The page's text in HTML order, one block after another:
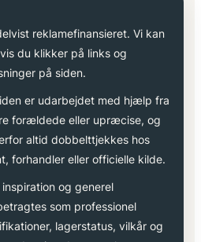
reklamefinansieret. Vi kan
du klikker på links og
på siden.
er udarbejdet med hjælp fra
forældede eller upræcise, og
altid dobbelttjekkes hos
forhandler eller officielle kilde.
og generel
som professionel
lagerstatus, vilkår og